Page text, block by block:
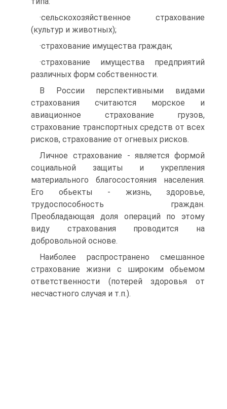
·сельскохозяйственное страхование
(культур и животных);
·страхование имущества граждан;
·страхование имущества предприятий
различных форм собственности.
В России перспективными видами
страхования считаются морское и
авиационное страхование грузов,
страхование транспортных средств от всех
рисков, страхование от огневых рисков.
Личное страхование - является формой
социальной защиты и укрепления
материального благосостояния населения.
Его обьекты - жизнь, здоровье,
трудоспособность граждан.
Преобладающая доля операций по этому
виду страхования проводится на
добровольной основе.
Наиболее распространено смешанное
страхование жизни с широким обьемом
ответственности (потерей здоровья от
несчастного случая и т.п.).